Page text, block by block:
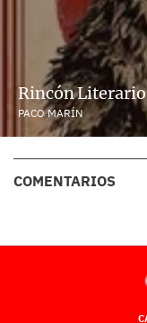
Rincón
PACO MARÍN
COMENTARIOS